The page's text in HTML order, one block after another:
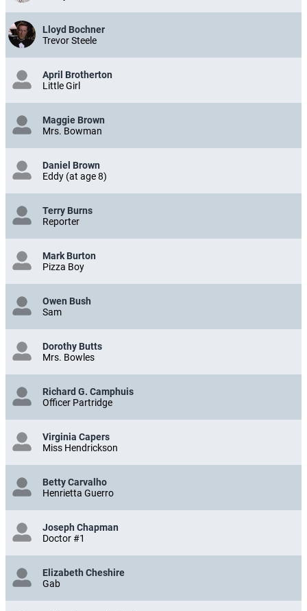
Lloyd Bochner
Trevor Steele
April Brotherton
Little Girl
Maggie Brown
Mrs. Bowman
Daniel Brown
Eddy (at age 8)
Terry Burns
Reporter
Mark Burton
Pizza Boy
Owen Bush
Sam
Dorothy Butts
Mrs. Bowles
Richard G. Camphuis
Officer Partridge
Virginia Capers
Miss Hendrickson
Betty Carvalho
Henrietta Guerro
Joseph Chapman
Doctor #1
Elizabeth Cheshire
Gab